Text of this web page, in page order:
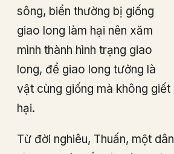
sông, biển thường bị giống
giao long làm hại nên xăm
mình thành hình trạng giao
long, để giao long tưởng là
vật cùng giống mà không giết
hại.
Từ đời nghiêu, Thuấn, một dân